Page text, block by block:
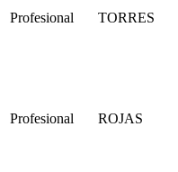
Profesional TORRES
Profesional ROJAS